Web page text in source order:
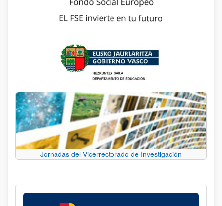
Jornadas del Vicerrectorado de Investigación